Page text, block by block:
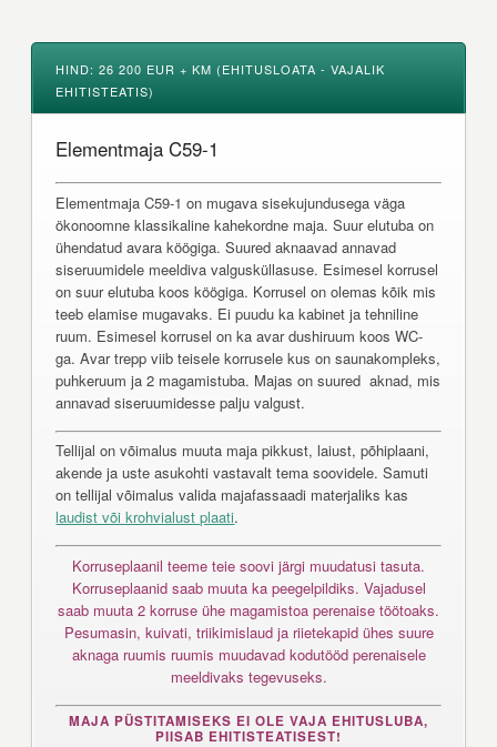
HIND: 26 200 EUR + KM (EHITUSLOATA - VAJALIK
EHITISTEATIS)
Elementmaja C59-1
Elementmaja C59-1 on mugava sisekujundusega väga
ökonoomne klassikaline kahekordne maja. Suur elutuba on
ühendatud avara köögiga. Suured aknaavad annavad
siseruumidele meeldiva valgusküllasuse. Esimesel korrusel
on suur elutuba koos köögiga. Korrusel on olemas kõik mis
teeb elamise mugavaks. Ei puudu ka kabinet ja tehniline
ruum. Esimesel korrusel on ka avar dushiruum koos WC-
ga. Avar trepp viib teisele korrusele kus on saunakompleks,
puhkeruum ja 2 magamistuba. Majas on suured aknad, mis
annavad siseruumidesse palju valgust.
Tellijal on võimalus muuta maja pikkust, laiust, põhiplaani,
akende ja uste asukohti vastavalt tema soovidele. Samuti
on tellijal võimalus valida majafassaadi materjaliks kas
laudist või krohvialust plaati.
Korruseplaanil teeme teie soovi järgi muudatusi tasuta.
Korruseplaanid saab muuta ka peegelpildiks. Vajadusel
saab muuta 2 korruse ühe magamistoa perenaise töötoaks.
Pesumasin, kuivati, triikimislaud ja riietekapid ühes suure
aknaga ruumis ruumis muudavad kodutööd perenaisele
meeldivaks tegevuseks.
MAJA PÜSTITAMISEKS EI OLE VAJA EHITUSLUBA,
PIISAB EHITISTEATISEST!